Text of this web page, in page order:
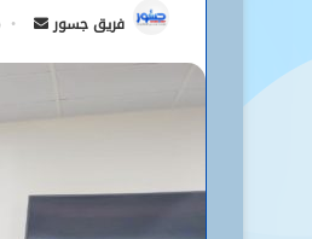
فريق جسور
أرسل